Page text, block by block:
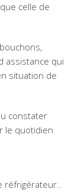
celle de
assistance qui
situation de
constater
le quotidien
réfrigérateur..